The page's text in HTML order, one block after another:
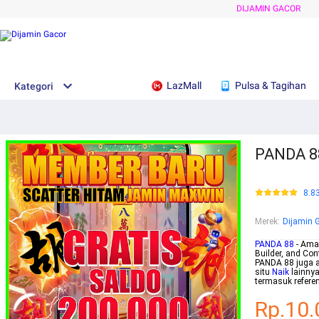
DIJAMIN GACOR
Kategori LazMall Pulsa & Tagihan
PANDA
Merek: Dijamin
PANDA 88 -
Builder, and
PANDA 88
situ Naik
termasuk